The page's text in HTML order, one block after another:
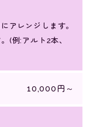
アレンジします。
(例:アルト2本、
10,000円～